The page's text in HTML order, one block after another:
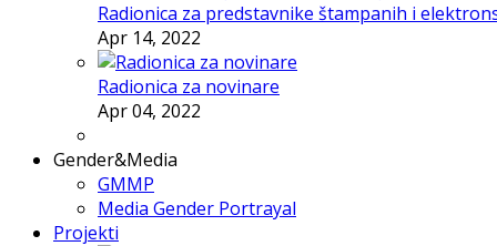
Radionica za predstavnike štampanih i
Apr 14, 2022
Radionica za novinare
Apr 04, 2022
Gender&Media
GMMP
Media Gender Portrayal
Projekti